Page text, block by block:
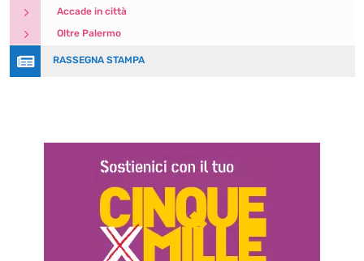
5 Accade in città
5 Oltre Palermo
 RASSEGNA STAMPA